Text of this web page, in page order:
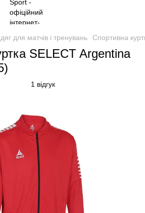
для матчів і тренувань Спортивна
SELECT Argentina
1 відгук